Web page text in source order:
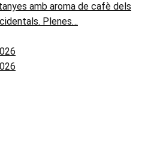
amb aroma de cafè dels
Plenes…